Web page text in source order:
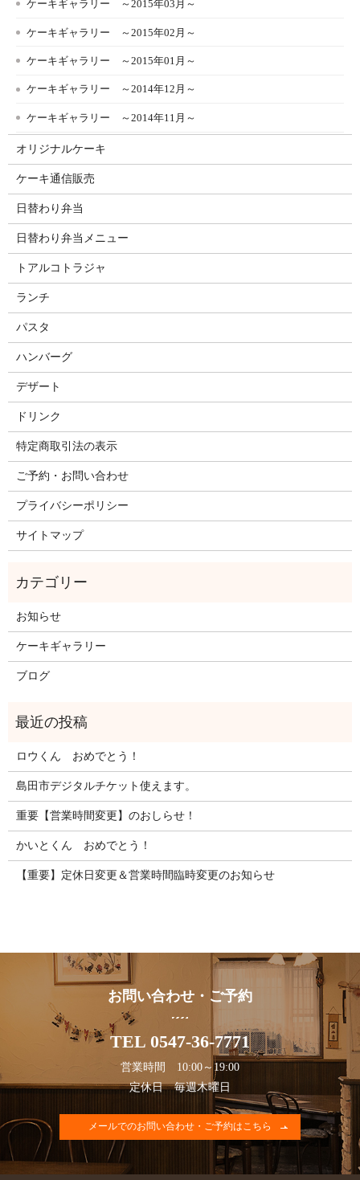
ケーキギャラリー ～2015年03月～
ケーキギャラリー ～2015年02月～
ケーキギャラリー ～2015年01月～
ケーキギャラリー ～2014年12月～
ケーキギャラリー ～2014年11月～
オリジナルケーキ
ケーキ通信販売
日替わり弁当
日替わり弁当メニュー
トアルコトラジャ
ランチ
パスタ
ハンバーグ
デザート
ドリンク
特定商取引法の表示
ご予約・お問い合わせ
プライバシーポリシー
サイトマップ
お知らせ
ケーキギャラリー
ブログ
ロウくん おめでとう！
島田市デジタルチケット使えます。
重要【営業時間変更】のおしらせ！
かいとくん おめでとう！
【重要】定休日変更＆営業時間臨時変更のお知らせ
お問い合わせ・ご予約
TEL 0547-36-7771
営業時間 10:00～19:00
定休日 毎週木曜日
メールでのお問い合わせ・ご予約はこちら